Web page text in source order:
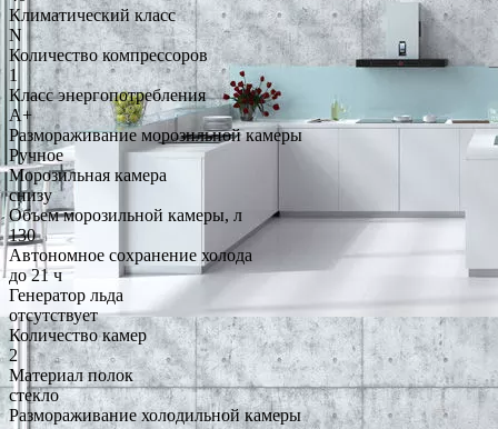
Климатический класс
N
Количество компрессоров
1
Класс энергопотребления
A+
Размораживание морозильной камеры
Ручное
Морозильная камера
снизу
Объем морозильной камеры, л
130
Автономное сохранение холода
до 21 ч
Генератор льда
отсутствует
Количество камер
2
Материал полок
стекло
Размораживание холодильной камеры